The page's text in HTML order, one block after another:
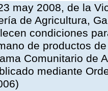
may 2008, de la
de Agricultura,
condiciones
de productos
Comunitario de
mediante